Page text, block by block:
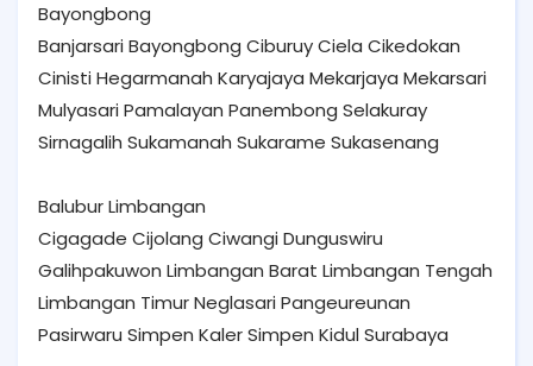
Bayongbong
Banjarsari Bayongbong Ciburuy Ciela Cikedokan
Cinisti Hegarmanah Karyajaya Mekarjaya Mekarsari
Mulyasari Pamalayan Panembong Selakuray
Sirnagalih Sukamanah Sukarame Sukasenang
Balubur Limbangan
Cigagade Cijolang Ciwangi Dunguswiru
Galihpakuwon Limbangan Barat Limbangan Tengah
Limbangan Timur Neglasari Pangeureunan
Pasirwaru Simpen Kaler Simpen Kidul Surabaya